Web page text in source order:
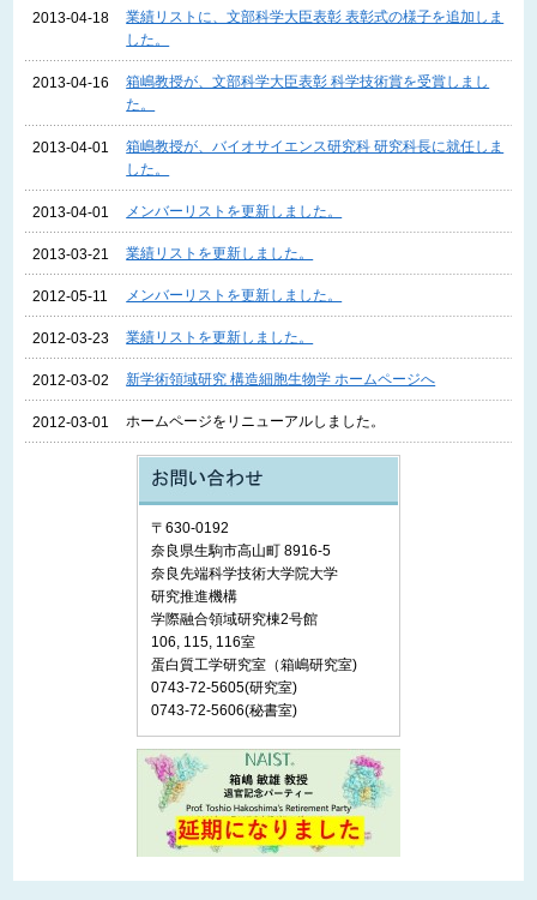
2013-04-18
業績リストに、文部科学大臣表彰 表彰式の様子を追加しま
した。
2013-04-16
箱嶋教授が、文部科学大臣表彰 科学技術賞を受賞しまし
た。
2013-04-01
箱嶋教授が、バイオサイエンス研究科 研究科長に就任しま
した。
2013-04-01 メンバーリストを更新しました。
2013-03-21 業績リストを更新しました。
2012-05-11 メンバーリストを更新しました。
2012-03-23 業績リストを更新しました。
2012-03-02 新学術領域研究 構造細胞生物学 ホームページへ
2012-03-01 ホームページをリニューアルしました。
〒630-0192
奈良県生駒市高山町 8916-5
奈良先端科学技術大学院大学
研究推進機構
学際融合領域研究棟2号館
106, 115, 116室
蛋白質工学研究室（箱嶋研究室)
0743-72-5605(研究室)
0743-72-5606(秘書室)